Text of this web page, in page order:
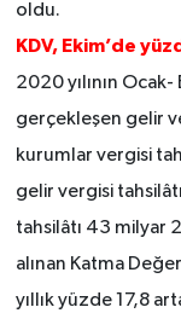
oldu.
KDV, Ekim’de
2020 yılının
gerçekleşen gelir
kurumlar vergisi
gelir vergisi
tahsilâtı 43 milyar
alınan Katma
yıllık yüzde 17,8